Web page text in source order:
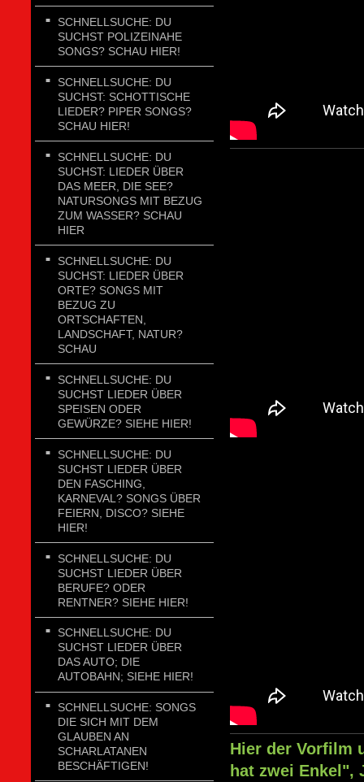
SCHNELLSUCHE: DU
SUCHST POLIZEINAHE
SONGS? SCHAU HIER!
SCHNELLSUCHE: DU
SUCHST: SCHOTTISCHE
LIEDER? PIPER SONGS?
SCHAU HIER!
SCHNELLSUCHE: DU
SUCHST: LIEDER ÜBER
DAS MEER, DIE SEE?
NATURSONGS MIT BEZUG
ZUM WASSER? SCHAU
HIER
SCHNELLSUCHE: DU
SUCHST: LIEDER ÜBER
ORTE? SONGS MIT
BEZUG ZU
ORTSCHAFTEN,
LANDSCHAFT, NATUR?
SCHAU
SCHNELLSUCHE: DU
SUCHST LIEDER ÜBER
SPEISEN ODER
GEWÜRZE? SIEHE HIER!
SCHNELLSUCHE: DU
SUCHST LIEDER ÜBER
DEN FASCHING,
KARNEVAL? SONGS ÜBER
FEIERN, DISCO? SIEHE
HIER!
SCHNELLSUCHE: DU
SUCHST LIEDER ÜBER
BERUFE? ODER
RENTNER? SIEHE HIER!
SCHNELLSUCHE: DU
SUCHST LIEDER ÜBER
DAS AUTO; DIE
AUTOBAHN; SIEHE HIER!
SCHNELLSUCHE: SONGS
DIE SICH MIT DEM
GLAUBEN AN
SCHARLATANEN
BESCHÄFTIGEN!
Hier der Vorfilm
hat zwei